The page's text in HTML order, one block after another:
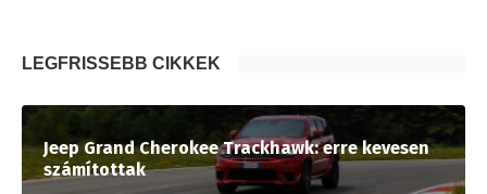
LEGFRISSEBB CIKKEK
Jeep Grand Cherokee Trackhawk: erre kevesen
számítottak